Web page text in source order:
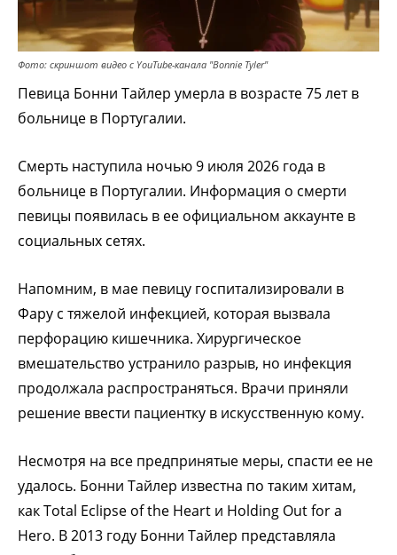
Фото: скриншот видео с YouTube-канала "Bonnie Tyler"
Певица Бонни Тайлер умерла в возрасте 75 лет в
больнице в Португалии.
Смерть наступила ночью 9 июля 2026 года в
больнице в Португалии. Информация о смерти
певицы появилась в ее официальном аккаунте в
социальных сетях.
Напомним, в мае певицу госпитализировали в
Фару с тяжелой инфекцией, которая вызвала
перфорацию кишечника. Хирургическое
вмешательство устранило разрыв, но инфекция
продолжала распространяться. Врачи приняли
решение ввести пациентку в искусственную кому.
Несмотря на все предпринятые меры, спасти ее не
удалось. Бонни Тайлер известна по таким хитам,
как Total Eclipse of the Heart и Holding Out for a
Hero. В 2013 году Бонни Тайлер представляла